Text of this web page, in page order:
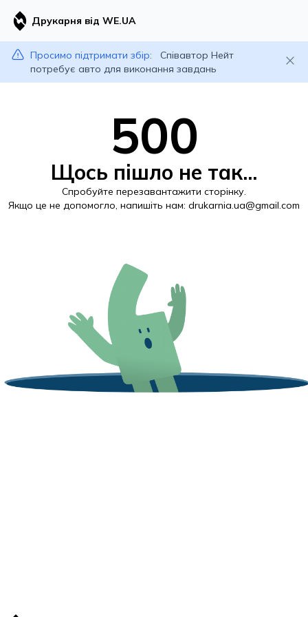
Друкарня від WE.UA
Просимо підтримати збір:
Співавтор Нейт
потребує авто для виконання завдань
500
Щось пішло не так...
Спробуйте перезавантажити сторінку.
Якщо це не допомогло, напишіть нам: drukarnia.ua@gmail.com